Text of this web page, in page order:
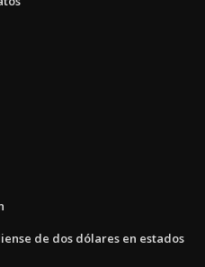
de dos dólares en estados